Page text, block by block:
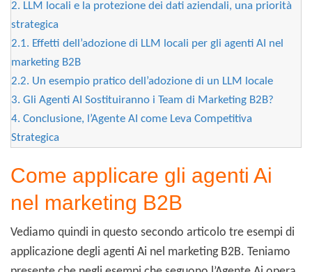
2. LLM locali e la protezione dei dati aziendali, una priorità
strategica
2.1. Effetti dell’adozione di LLM locali per gli agenti AI nel
marketing B2B
2.2. Un esempio pratico dell’adozione di un LLM locale
3. Gli Agenti AI Sostituiranno i Team di Marketing B2B?
4. Conclusione, l’Agente AI come Leva Competitiva
Strategica
Come applicare gli agenti Ai
nel marketing B2B
Vediamo quindi in questo secondo articolo tre esempi di
applicazione degli agenti Ai nel marketing B2B. Teniamo